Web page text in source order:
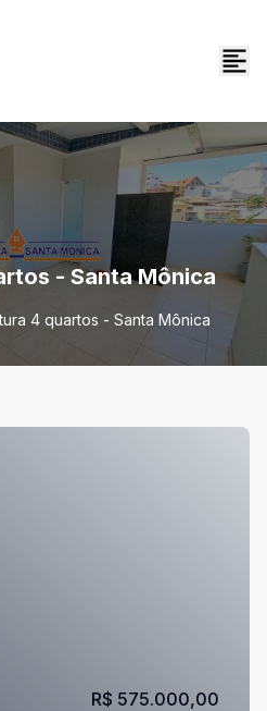
- Santa Mônica
4 quartos - Santa Mônica
R$ 575.000,00